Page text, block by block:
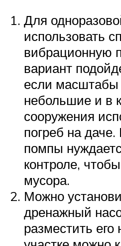
Для
использовать
вибрационную
вариант
если масштабы
небольшие и в
сооружения
погреб на
помпы
контроле,
мусора.
Можно
дренажный
разместить его